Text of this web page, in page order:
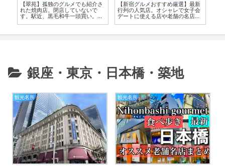
【翠苑】孤独のグルメでも紹介さ
れた焼肉店。閉店していないで
す。駅近、黒毛和牛一頭買い。個
【新宿グルメおすすめ厳選】最新
行列の人気店。オシャレで女子会
デートに使える店や老舗の名店
銀座・東京・日本橋・築地
観光名所 観光名所